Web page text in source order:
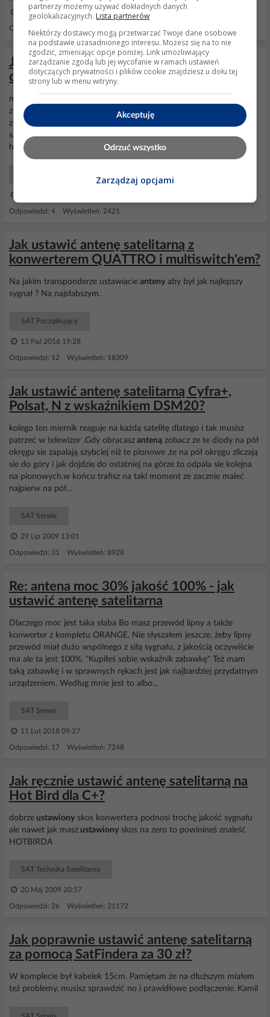
22 Sie 2005 19:02
Odpowiedzi: 3 Wyświetleń: 5195
Jak ustawić antenę satelitarną w Lublinie
dla polskich kanałów?
miejsce zamieszkania niema znaczenia przynajmniej po tej stronie
ziemi . Polskie kanały na 13' E sat Hotbird (eutelsat) najlepiej
zestroic u kolegi przynajmniej jedna stacje i be zproblemu
ustawisz
satke , kierunek południe o ile masz mozliwosc .
http://laki.dvhk.pl/faq/montaz_sat.htm
Odpowiedzi: 4 Wyświetleń: 2421
Jak ustawić antenę satelitarną z
konwerterem QUATTRO i multiswitch'em?
Na jakim transponderze ustawiacie anteny aby był jak najlepszy
sygnał ? Na najsłabszym.
SAT Początkujący
13 Paź 2016 19:28
Odpowiedzi: 12 Wyświetleń: 18309
Jak ustawić antenę satelitarną Cyfra+,
Polsat, N z wskaźnikiem DSM20?
kolego ten miernik reaguje na każdą satelitę dlatego i tak musisz
patrzeć w telewizor .Gdy obracasz anteną zobacz ze te diody na pół
okręgu sie zapalają szybciej niż te pionowe ,te na pół okręgu zliczają
sie do góry i jak dojdzie do ostatniej na górze to odpala sie kolejna
na pionowych.w końcu trafisz na taki moment ze zacznie maleć
najpierw na pół...
SAT Serwis
29 Lip 2009 13:01
Odpowiedzi: 31 Wyświetleń: 8928
Re: antena moc 30% jakość 100% - jak
ustawić antenę satelitarna
Dlaczego moc jest taka słaba Bo masz przewód lipny a także
konwerter z kompletu ORANGE. Nie słyszałem jeszcze, żeby lipny
przewód miał dużo wspólnego z siłą sygnału, z jakością oczywiście
ma ale ta jest 100%. "Kupiłeś sobie wskaźnik zabawkę" Też mam
taką zabawkę i w sprawnych rękach jest jak najbardziej przydatnym
urządzeniem. Według mnie jest to albo...
SAT Serwis
11 Lut 2018 09:27
Odpowiedzi: 17 Wyświetleń: 7248
Jak ręcznie ustawić antenę satelitarną na
Hot Bird dla C+?
dobrze ustawiony skos konwertera podnosi trochę jakość sygnału
ale nawet jak masz ustawiony skos na zero to powinineś znaleść
HOTBIRDA
SAT Technika Satelitarna
20 Maj 2009 20:57
Odpowiedzi: 26 Wyświetleń: 21172
Jak poprawnie ustawić antenę satelitarną
za pomocą SatFindera za 30 zł?
W komplecie był kabelek 15cm. Pamiętam że na dłuższym miałem
też problemy, musisz sprawdzić no i prawidłowe podłączenie. Kamil
partnerzy możemy używać dokładnych danych
geolokalizacyjnych. Lista partnerów
Niektórzy dostawcy mogą przetwarzać Twoje dane osobowe
na podstawie uzasadnionego interesu. Możesz się na to nie
zgodzić, zmieniając opcje poniżej. Link umożliwiający
zarządzanie zgodą lub jej wycofanie w ramach ustawień
dotyczących prywatności i plików cookie znajdziesz u dołu tej
strony lub w menu witryny.
Akceptuję
Odrzuć wszystko
Zarządzaj opcjami